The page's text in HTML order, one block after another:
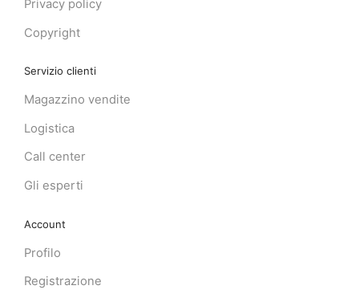
Privacy policy
Copyright
Servizio clienti
Magazzino vendite
Logistica
Call center
Gli esperti
Account
Profilo
Registrazione